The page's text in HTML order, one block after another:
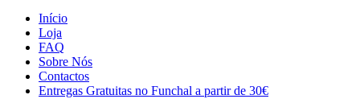
Início
Loja
FAQ
Sobre Nós
Contactos
Entregas Gratuitas no Funchal a partir de 30€